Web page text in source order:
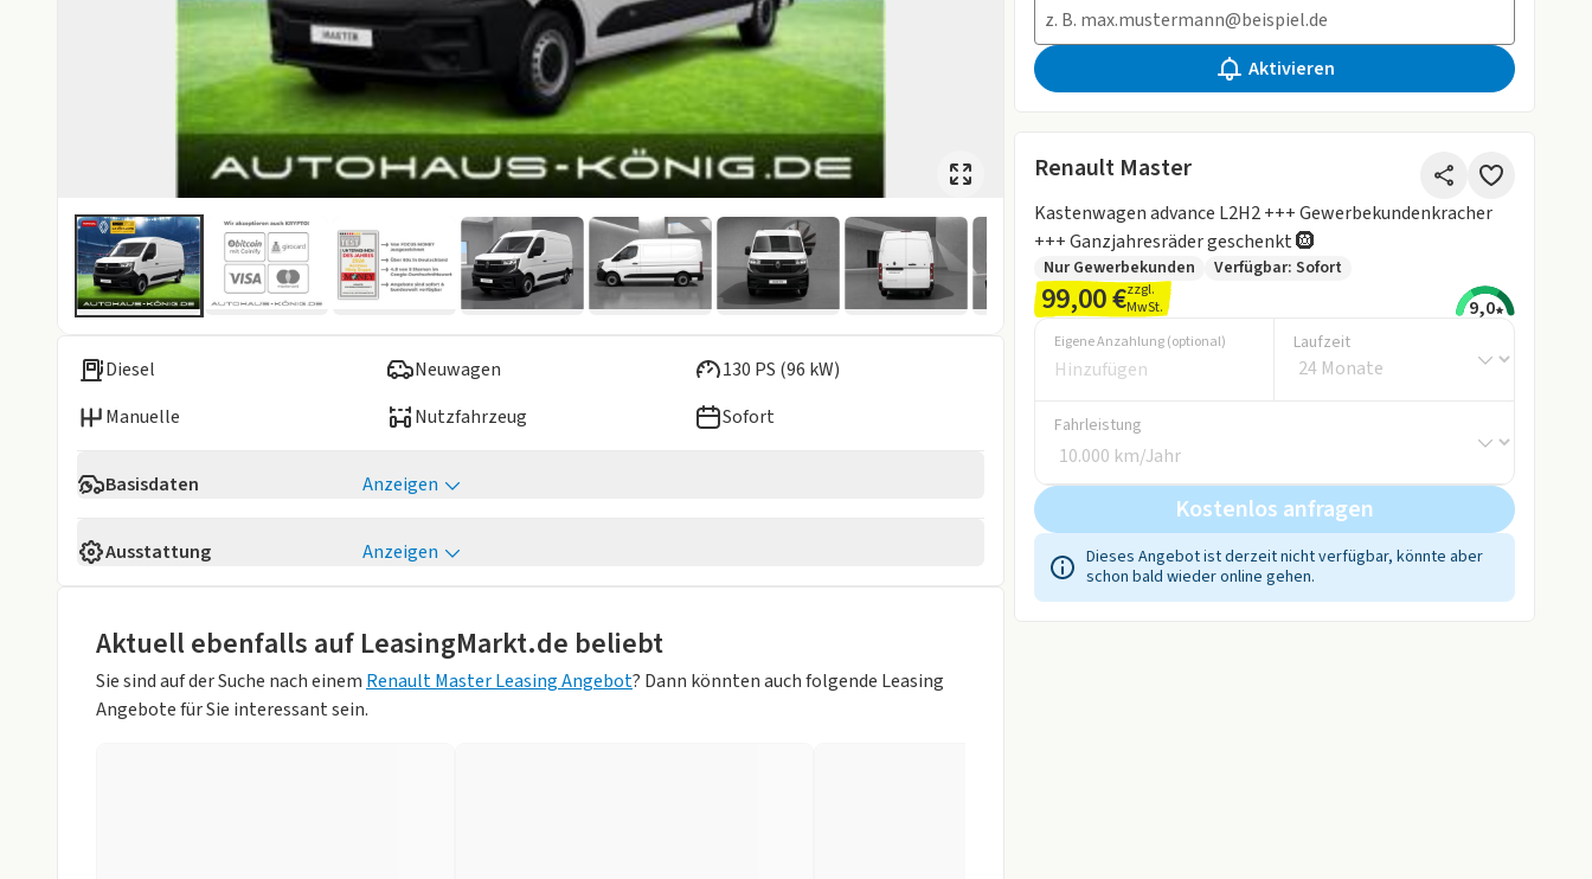
Aktivieren
Renault Master
Kastenwagen advance L2H2 +++ Gewerbekundenkracher
+++ Ganzjahresräder geschenkt 🛞
Nur Gewerbekunden Verfügbar: Sofort
99,00 €zzgl.
MwSt.
9,0
Eigene Anzahlung (optional) Laufzeit
Fahrleistung
Kostenlos anfragen
Dieses Angebot ist derzeit nicht verfügbar, könnte aber
schon bald wieder online gehen.
Diesel Neuwagen
130 PS (96 kW)
Manuelle
Nutzfahrzeug Sofort
Basisdaten
Anzeigen
Fahrzeugaufbau
Nutzfahrzeug
Farbe
Weiß (Mineral Weiß)
Hubraum
Ausstattung
Anzeigen
Sicherheit
Aktuell ebenfalls auf LeasingMarkt.de beliebt
Sie sind auf der Suche nach einem Renault Master Leasing Angebot? Dann könnten auch folgende Leasing
Angebote für Sie interessant sein.